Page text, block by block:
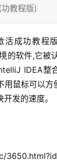
教程版)
成功教程
的软件,它被
IDEA整
用鼠标可以方
发的速度。